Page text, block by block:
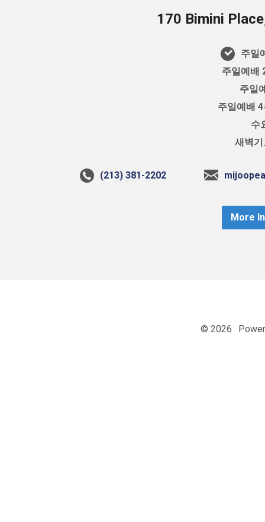
170 Bimini
주일
주일예배
주일
주일예배
수
새벽
(213) 381-2202
More
© 2026 .